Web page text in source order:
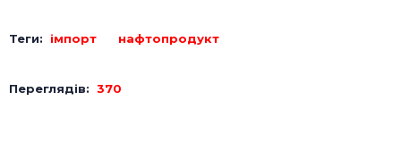
Теги: імпорт нафтопродукт
Переглядів: 370